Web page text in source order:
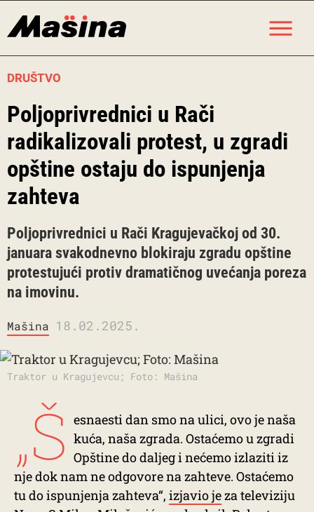
DRUŠTVO
Poljoprivrednici u Rači
radikalizovali protest, u zgradi
opštine ostaju do ispunjenja
zahteva
Poljoprivrednici u Rači Kragujevačkoj od 30.
januara svakodnevno blokiraju zgradu opštine
protestujući protiv dramatičnog uvećanja poreza
na imovinu.
Mašina 18.02.2025.
Traktor u Kragujevcu; Foto: Mašina
„Š esnaesti dan smo na ulici, ovo je naša
kuća, naša zgrada. Ostaćemo u zgradi
Opštine do daljeg i nećemo izlaziti iz
nje dok nam ne odgovore na zahteve. Ostaćemo
tu do ispunjenja zahteva“, izjavio jeza televiziju